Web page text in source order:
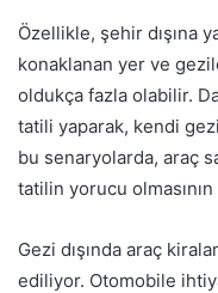
Özellikle, şehir dışına
konaklanan yer ve
oldukça fazla olabilir.
tatili yaparak, kendi
bu senaryolarda, araç
tatilin yorucu
Gezi dışında araç
ediliyor. Otomobile